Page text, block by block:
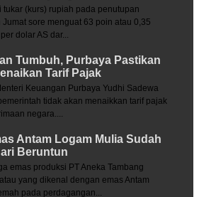
tukar (kurs) rupiah pada penutupan
sore menguat 63 poin atau 0,35
dolar AS dar...
Tumbuh, Purbaya Pastikan
Tarif Pajak
Keuangan Purbaya Yudhi Sadewa
tidak akan menaikkan tarif pajak
negara....
Antam Logam Mulia Sudah
Beruntun
emas produksi PT Aneka Tambang
yang dikenal dengan emas Antam
pada perdagangan...